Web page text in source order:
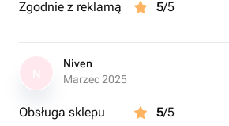
Zgodnie z reklamą 5/5
Niven
Marzec 2025
Obsługa sklepu 5/5